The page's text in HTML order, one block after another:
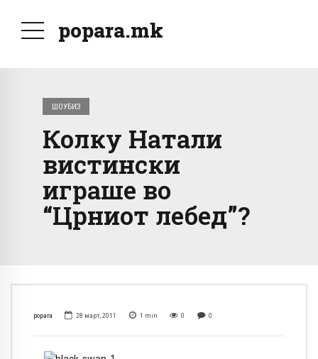
popara.mk
ШОУБИЗ
Колку Натали
вистински
играше во
“Црниот лебед”?
popara 28 март, 2011 1 min 0 0